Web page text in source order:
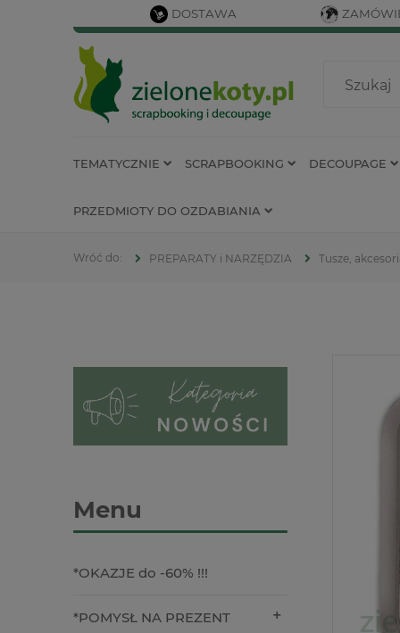
DOSTAWA
TEMATYCZNIE SCRAPBOOKING DECOUPAGE
PRZEDMIOTY DO OZDABIANIA
PREPARATY i NARZĘDZIA Tusze,
Menu
*OKAZJE do -60% !!!
*POMYSŁ NA PREZENT